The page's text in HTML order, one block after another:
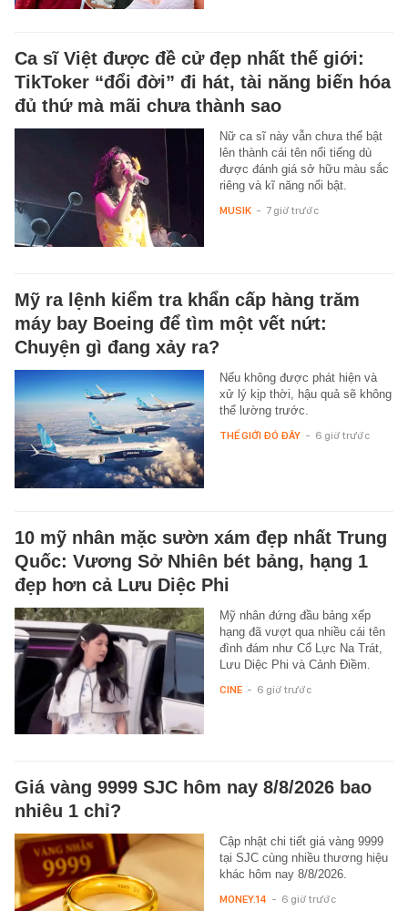
Ca sĩ Việt được đề cử đẹp nhất thế giới:
TikToker “đổi đời” đi hát, tài năng biến hóa
đủ thứ mà mãi chưa thành sao
Nữ ca sĩ này vẫn chưa thể bật
lên thành cái tên nổi tiếng dù
được đánh giá sở hữu màu sắc
riêng và kĩ năng nổi bật.
MUSIK - 7 giờ trước
Mỹ ra lệnh kiểm tra khẩn cấp hàng trăm
máy bay Boeing để tìm một vết nứt:
Chuyện gì đang xảy ra?
Nếu không được phát hiện và
xử lý kịp thời, hậu quả sẽ không
thể lường trước.
THẾ GIỚI ĐÓ ĐÂY - 6 giờ trước
10 mỹ nhân mặc sườn xám đẹp nhất Trung
Quốc: Vương Sở Nhiên bét bảng, hạng 1
đẹp hơn cả Lưu Diệc Phi
Mỹ nhân đứng đầu bảng xếp
hạng đã vượt qua nhiều cái tên
đình đám như Cổ Lực Na Trát,
Lưu Diệc Phi và Cảnh Điềm.
CINE - 6 giờ trước
Giá vàng 9999 SJC hôm nay 8/8/2026 bao
nhiêu 1 chỉ?
Cập nhật chi tiết giá vàng 9999
tại SJC cùng nhiều thương hiệu
khác hôm nay 8/8/2026.
MONEY.14 - 6 giờ trước